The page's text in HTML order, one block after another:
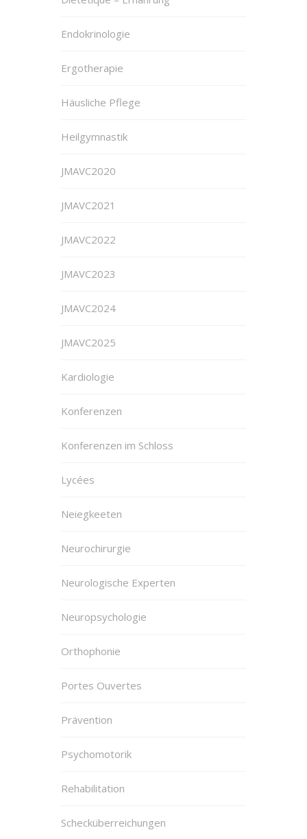
Endokrinologie
Ergotherapie
Häusliche Pflege
Heilgymnastik
JMAVC2020
JMAVC2021
JMAVC2022
JMAVC2023
JMAVC2024
JMAVC2025
Kardiologie
Konferenzen
Konferenzen im Schloss
Lycées
Neiegkeeten
Neurochirurgie
Neurologische Experten
Neuropsychologie
Orthophonie
Portes Ouvertes
Prävention
Psychomotorik
Rehabilitation
Schecküberreichungen